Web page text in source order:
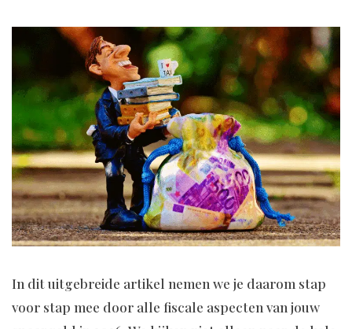
In dit uitgebreide artikel nemen we je daarom stap
voor stap mee door alle fiscale aspecten van jouw